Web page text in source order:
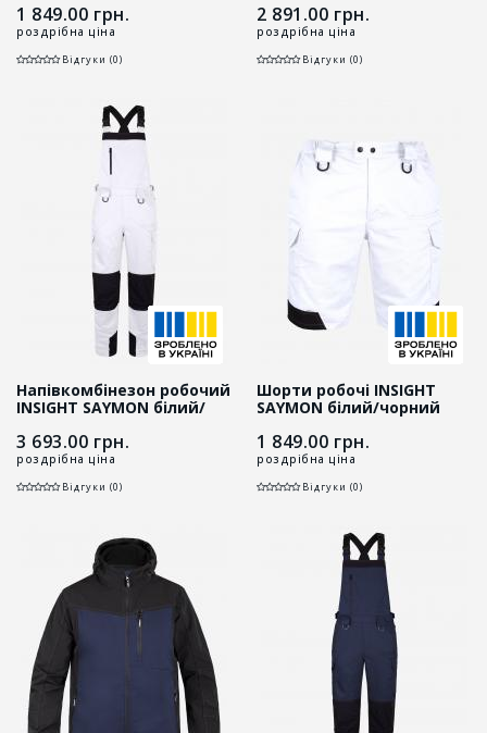
1 849.00 грн.
роздрібна ціна
Відгуки (0)
2 891.00 грн.
роздрібна ціна
Відгуки (0)
Напівкомбінезон робочий
INSIGHT SAYMON білий/
3 693.00 грн.
роздрібна ціна
Відгуки (0)
Шорти робочі INSIGHT
SAYMON білий/чорний
1 849.00 грн.
роздрібна ціна
Відгуки (0)